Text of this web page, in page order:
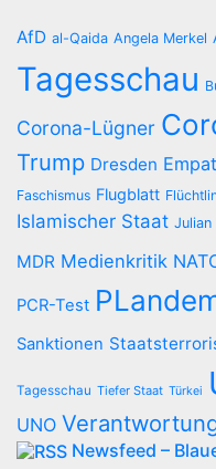
AfD al-Qaida Angela Merkel
Tagesschau
Corona-Lügner
Trump Dresden
Faschismus Flugblatt
Islamischer Staat Julian
MDR Medienkritik
PCR-Test
Sanktionen
Tagesschau Tiefer Staat Türkei
UNO
Newsfeed –